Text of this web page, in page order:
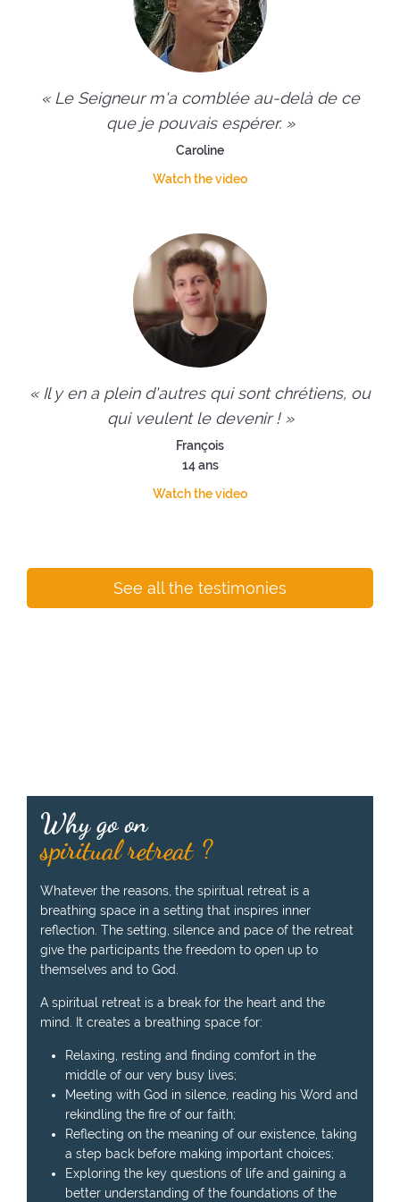
« Le Seigneur m'a comblée au-delà de ce
que je pouvais espérer. »
Caroline
Watch the video
« Il y en a plein d'autres qui sont chrétiens, ou
qui veulent le devenir ! »
François
14 ans
Watch the video
See all the testimonies
Why go on
spiritual retreat ?
Whatever the reasons, the spiritual retreat is a
breathing space in a setting that inspires inner
reflection. The setting, silence and pace of the retreat
give the participants the freedom to open up to
themselves and to God.
A spiritual retreat is a break for the heart and the
mind. It creates a breathing space for:
Relaxing, resting and finding comfort in the
middle of our very busy lives;
Meeting with God in silence, reading his Word and
rekindling the fire of our faith;
Reflecting on the meaning of our existence, taking
a step back before making important choices;
Exploring the key questions of life and gaining a
better understanding of the foundations of the